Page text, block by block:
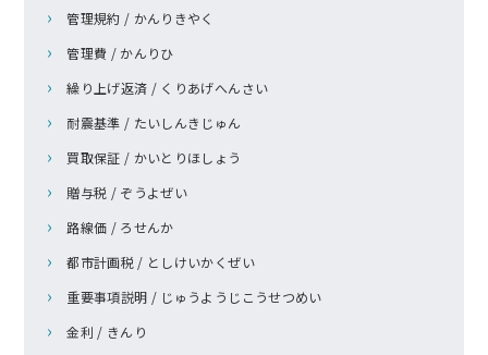
管理規約 / かんりきやく
管理費 / かんりひ
繰り上げ返済 / くりあげへんさい
耐震基準 / たいしんきじゅん
買取保証 / かいとりほしょう
贈与税 / ぞうよぜい
路線価 / ろせんか
都市計画税 / としけいかくぜい
重要事項説明 / じゅうようじこうせつめい
金利 / きんり